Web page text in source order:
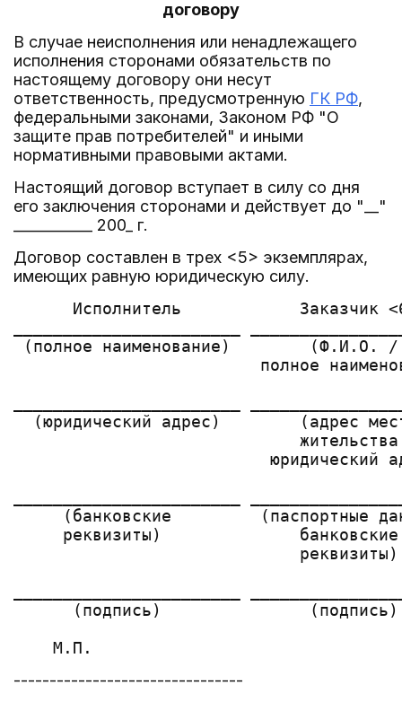
договору
В случае неисполнения или ненадлежащего
исполнения сторонами обязательств по
настоящему договору они несут
ответственность, предусмотренную ГК РФ,
федеральными законами, Законом РФ "О
защите прав потребителей" и иными
нормативными правовыми актами.
Настоящий договор вступает в силу со дня
его заключения сторонами и действует до "__"
___________ 200_ г.
Договор составлен в трех <5> экземплярах,
имеющих равную юридическую силу.
Исполнитель            Заказчик
(полное наименование)
полное
(юридический адрес)        (адрес
юридический
(банковские         (паспортные
реквизиты)
                             реквизиты)
(подпись)
--------------------------------